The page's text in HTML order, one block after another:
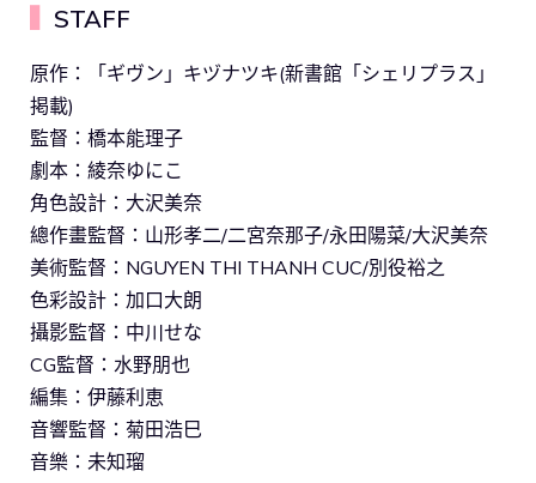
STAFF
原作：「ギヴン」キヅナツキ(新書館「シェリプラス」
掲載)
監督：橋本能理子
劇本：綾奈ゆにこ
角色設計：大沢美奈
總作畫監督：山形孝二/二宮奈那子/永田陽菜/大沢美奈
美術監督：NGUYEN THI THANH CUC/別役裕之
色彩設計：加口大朗
攝影監督：中川せな
CG監督：水野朋也
編集：伊藤利恵
音響監督：菊田浩巳
音樂：未知瑠